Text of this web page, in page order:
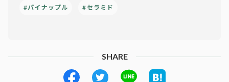
#パイナップル #セラミド
SHARE